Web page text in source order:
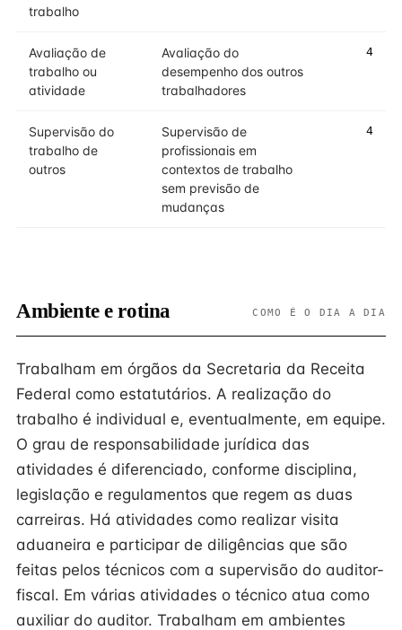
trabalho
Avaliação de
trabalho ou
atividade
Avaliação do
desempenho dos outros
trabalhadores
4
Supervisão do
trabalho de
outros
Supervisão de
profissionais em
contextos de trabalho
sem previsão de
mudanças
4
Ambiente e rotina COMO É O DIA A DIA
Trabalham em órgãos da Secretaria da Receita
Federal como estatutários. A realização do
trabalho é individual e, eventualmente, em equipe.
O grau de responsabilidade jurídica das
atividades é diferenciado, conforme disciplina,
legislação e regulamentos que regem as duas
carreiras. Há atividades como realizar visita
aduaneira e participar de diligências que são
feitas pelos técnicos com a supervisão do auditor-
fiscal. Em várias atividades o técnico atua como
auxiliar do auditor. Trabalham em ambientes